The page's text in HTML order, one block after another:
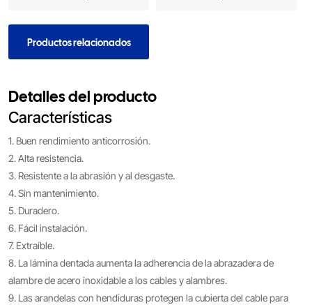
Productos relacionados
Detalles del producto
Características
1. Buen rendimiento anticorrosión.
2. Alta resistencia.
3. Resistente a la abrasión y al desgaste.
4. Sin mantenimiento.
5. Duradero.
6. Fácil instalación.
7. Extraíble.
8. La lámina dentada aumenta la adherencia de la abrazadera de
alambre de acero inoxidable a los cables y alambres.
9. Las arandelas con hendiduras protegen la cubierta del cable para